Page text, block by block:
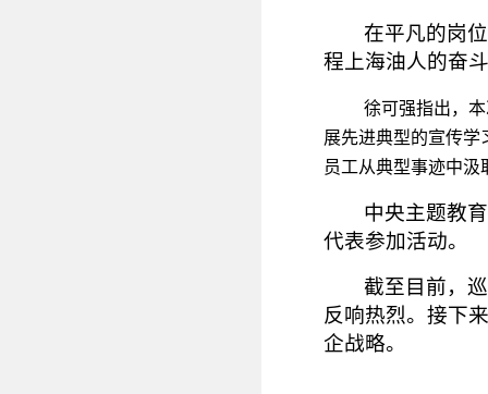
在平凡的岗
程上海油人的奋
徐可强指出，
展先进典型的宣传学
员工从典型事迹中汲
中央主题教
代表参加活动。
截至目前，
反响热烈。接下
企战略。